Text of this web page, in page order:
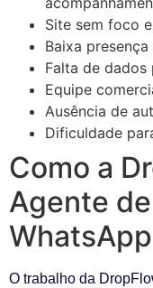
Site sem foco
Baixa
Falta de dados
Equipe
Ausência de
Dificuldade
Como a
Agente
O trabalho da